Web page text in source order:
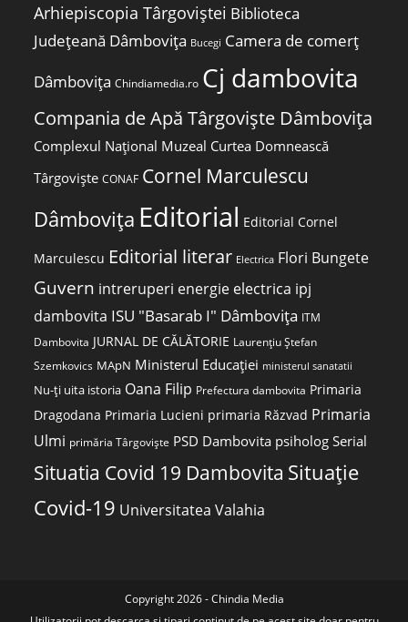
Arhiepiscopia Târgoviștei Biblioteca
Județeană Dâmbovița Bucegi Camera de comerț
Dâmbovița Chindiamedia.ro Cj dambovita
Compania de Apă Târgoviște Dâmbovița
Complexul Național Muzeal Curtea Domnească
Târgoviște CONAF Cornel Marculescu
Dâmbovița Editorial Editorial Cornel
Marculescu Editorial literar Electrica Flori Bungete
Guvern intreruperi energie electrica ipj
dambovita ISU "Basarab I" Dâmbovița ITM
Dambovita JURNAL DE CĂLĂTORIE Laurențiu Ștefan
Szemkovics MApN Ministerul Educației ministerul sanatatii
Nu-ți uita istoria Oana Filip Prefectura dambovita Primaria
Dragodana Primaria Lucieni primaria Răzvad Primaria
Ulmi primăria Târgoviște PSD Dambovita psiholog Serial
Situatia Covid 19 Dambovita Situație
Covid-19 Universitatea Valahia
Copyright 2026 - Chindia Media